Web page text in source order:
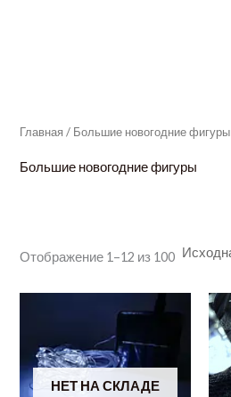
Главная / Большие новогодние фигуры
Большие новогодние фигуры
Отображение 1–12 из 100
НЕТ НА СКЛАДЕ